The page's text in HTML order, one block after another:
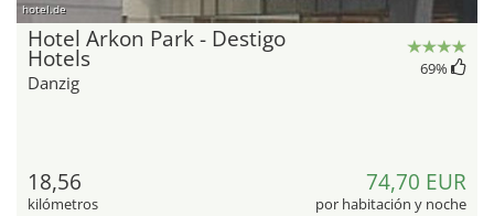
hotel.de
Hotel Arkon Park - Destigo
Hotels
Danzig
69%
18,56
kilómetros
74,70 EUR
por habitación y noche